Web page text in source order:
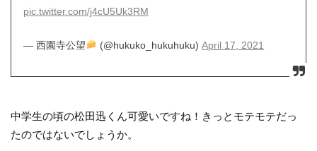
pic.twitter.com/j4cU5Uk3RM
— 西園寺公望 (@hukuko_hukuhuku)April 17, 2021
中学生の頃の松田迅くん可愛いですね！きっとモテモテだっ
たのではないでしょうか。